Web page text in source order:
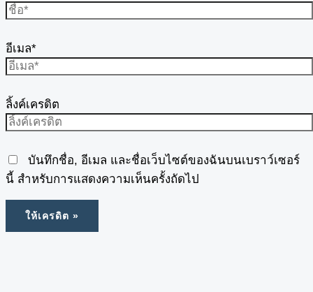
อีเมล*
ลิ้งค์เครดิต
บันทึกชื่อ, อีเมล และชื่อเว็บไซต์ของฉันบนเบราว์เซอร์
นี้ สำหรับการแสดงความเห็นครั้งถัดไป